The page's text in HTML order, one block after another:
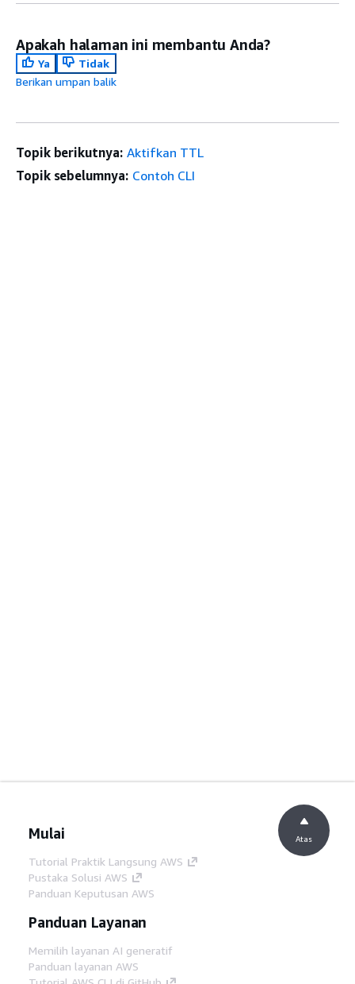
Apakah halaman ini membantu Anda?
Ya
Tidak
Berikan umpan balik
Topik berikutnya: Aktifkan TTL
Topik sebelumnya: Contoh CLI
Mulai
Tutorial Praktik Langsung AWS
Pustaka Solusi AWS
Panduan Keputusan AWS
Panduan Layanan
Memilih layanan AI generatif
Panduan layanan AWS
Atas